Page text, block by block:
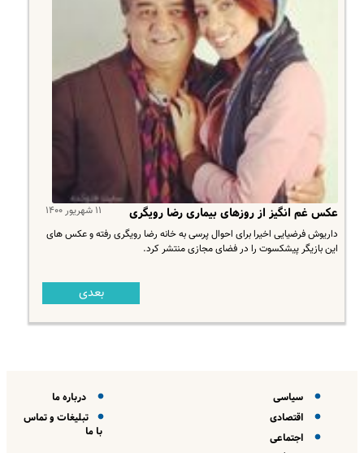
۱۱ شهریور ۱۴۰۰ عکس غم انگیز از روزهای بیماری رضا رویگری
داریوش فرضیایی اخیرا برای احوال پرسی به خانه رضا رویگری رفته و عکس های
این بازیگر پیشکسوت را در فضای مجازی منتشر کرد.
بعدی
سیاسی
اقتصادی
اجتماعی
درباره ما
تبلیغات و تماس
با ما